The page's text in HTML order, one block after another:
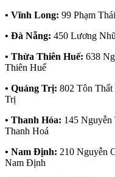
• Vĩnh Long: 99 Phạm
• Đà Nẵng: 450 Lương
• Thừa Thiên Huế: 638
Thiên Huế
• Quảng Trị: 802 Tôn
Trị
• Thanh Hóa: 145 Nguyễn
Thanh Hoá
• Nam Định: 210 Nguyễn
Nam Định